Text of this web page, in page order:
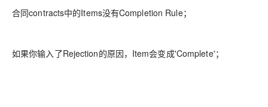
合同contracts中的Items没有Completion Rule；
如果你输入了Rejection的原因，Item会变成'Complete'；